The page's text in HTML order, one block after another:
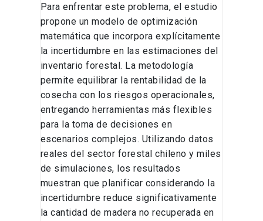
Para enfrentar este problema, el estudio
propone un modelo de optimización
matemática que incorpora explícitamente
la incertidumbre en las estimaciones del
inventario forestal. La metodología
permite equilibrar la rentabilidad de la
cosecha con los riesgos operacionales,
entregando herramientas más flexibles
para la toma de decisiones en
escenarios complejos. Utilizando datos
reales del sector forestal chileno y miles
de simulaciones, los resultados
muestran que planificar considerando la
incertidumbre reduce significativamente
la cantidad de madera no recuperada en